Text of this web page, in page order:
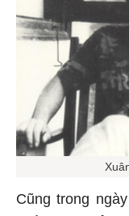
Cũng trong